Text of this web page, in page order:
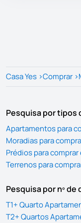
Casa Yes >Comprar >
Pesquisa por tipos
Apartamentos para
Moradias para
Prédios para comprar
Terrenos para
Pesquisa por nº de
T1+ Quarto
T2+ Quartos